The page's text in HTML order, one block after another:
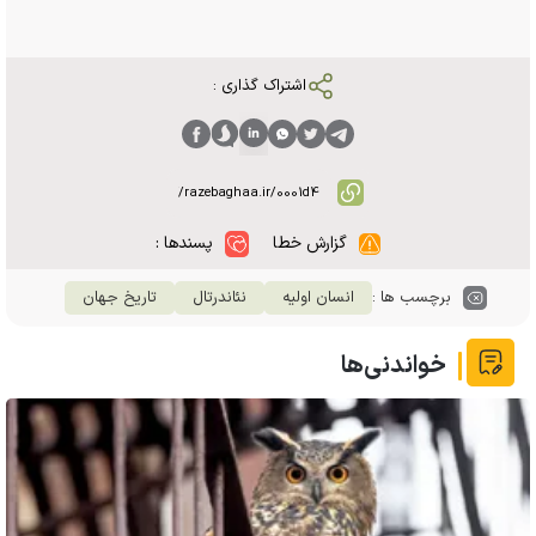
اشتراک گذاری :
گزارش خطا پسندها :
برچسب ها : انسان اولیه نئاندرتال تاریخ جهان
خواندنی‌ها